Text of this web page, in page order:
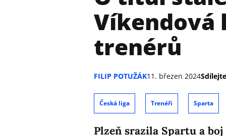
Víkendová
trenérů
FILIP POTUŽÁK11. březen 2024
Česká liga Trenéři Sparta
Plzeň srazila Spartu a